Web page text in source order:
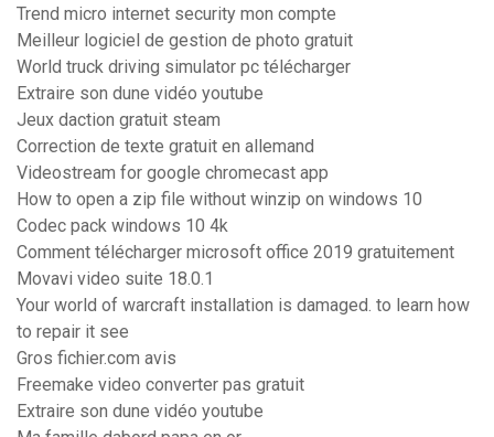
Trend micro internet security mon compte
Meilleur logiciel de gestion de photo gratuit
World truck driving simulator pc télécharger
Extraire son dune vidéo youtube
Jeux daction gratuit steam
Correction de texte gratuit en allemand
Videostream for google chromecast app
How to open a zip file without winzip on windows 10
Codec pack windows 10 4k
Comment télécharger microsoft office 2019 gratuitement
Movavi video suite 18.0.1
Your world of warcraft installation is damaged. to learn how
to repair it see
Gros fichier.com avis
Freemake video converter pas gratuit
Extraire son dune vidéo youtube